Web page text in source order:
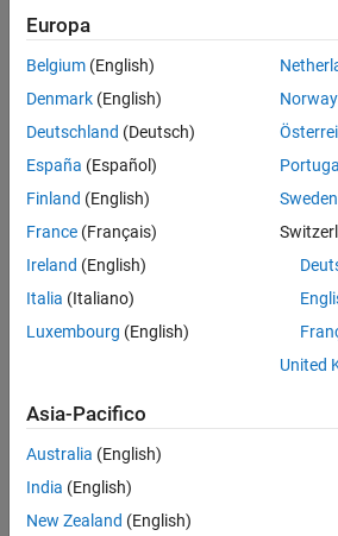
Europa
Belgium (English)
Denmark (English)
Deutschland (Deutsch)
España (Español)
Finland (English)
France (Français)
Ireland (English)
Italia (Italiano)
Luxembourg (English)
Norway
Portugal
Sweden
United
Asia-Pacifico
Australia (English)
India (English)
New Zealand (English)
Centro di fiducia
Informativa
Antipirateria
Stato dell'applicazione
© 1994-2026 The MathWorks, Inc.